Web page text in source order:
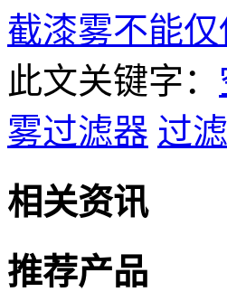
截漆雾不能
此文关键字：
雾过滤器 过
相关资讯
推荐产品